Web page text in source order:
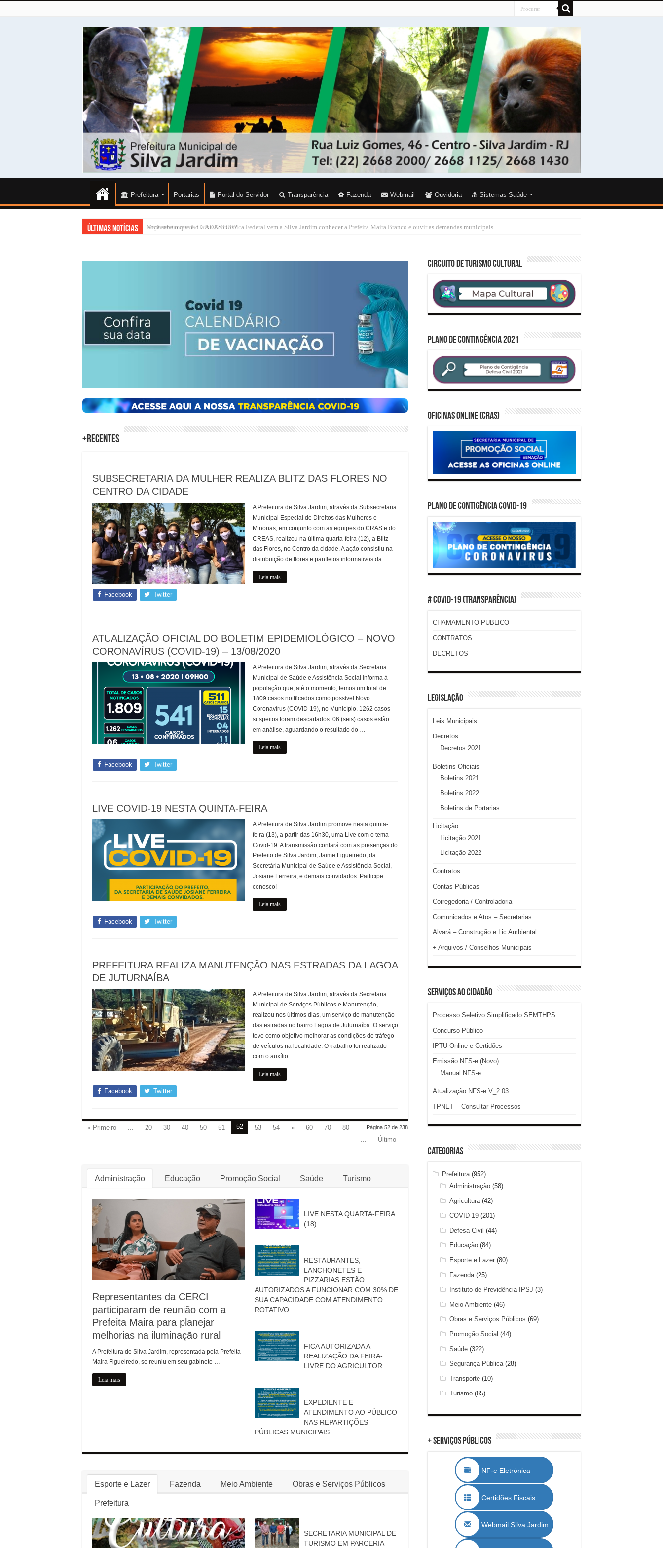
Prefeitura Portarias Portal do Servidor Transparência Fazenda Webmail Ouvidoria Sistemas Saúde
Últimas Notícias Representantes da Caixa Econômica Federal vem a Silva Jardim conhecer a Prefeita Maira Branco e ouvir as demandas municipais
+Recentes
SUBSECRETARIA DA MULHER REALIZA BLITZ DAS FLORES NO
CENTRO DA CIDADE
A Prefeitura de Silva Jardim, através da Subsecretaria
Municipal Especial de Direitos das Mulheres e
Minorias, em conjunto com as equipes do CRAS e do
CREAS, realizou na última quarta-feira (12), a Blitz
das Flores, no Centro da cidade. A ação consistiu na
distribuição de flores e panfletos informativos da …
Leia mais
Facebook Twitter
ATUALIZAÇÃO OFICIAL DO BOLETIM EPIDEMIOLÓGICO – NOVO
CORONAVÍRUS (COVID-19) – 13/08/2020
A Prefeitura de Silva Jardim, através da Secretaria
Municipal de Saúde e Assistência Social informa à
população que, até o momento, temos um total de
1809 casos notificados como possível Novo
Coronavírus (COVID-19), no Município. 1262 casos
suspeitos foram descartados. 06 (seis) casos estão
em análise, aguardando o resultado do …
Leia mais
Facebook Twitter
LIVE COVID-19 NESTA QUINTA-FEIRA
A Prefeitura de Silva Jardim promove nesta quinta-
feira (13), a partir das 16h30, uma Live com o tema
Covid-19. A transmissão contará com as presenças do
Prefeito de Silva Jardim, Jaime Figueiredo, da
Secretária Municipal de Saúde e Assistência Social,
Josiane Ferreira, e demais convidados. Participe
conosco!
Leia mais
Facebook Twitter
PREFEITURA REALIZA MANUTENÇÃO NAS ESTRADAS DA LAGOA
DE JUTURNAÍBA
A Prefeitura de Silva Jardim, através da Secretaria
Municipal de Serviços Públicos e Manutenção,
realizou nos últimos dias, um serviço de manutenção
das estradas no bairro Lagoa de Juturnaíba. O serviço
teve como objetivo melhorar as condições de tráfego
de veículos na localidade. O trabalho foi realizado
com o auxílio …
Leia mais
Facebook Twitter
Página 52 de 238
« Primeiro 20 30 40 50 51 52 53 54 » 60 70
80
Último
Administração Educação Promoção Social Saúde Turismo
Representantes da CERCI
participaram de reunião com a
Prefeita Maira para planejar
melhorias na iluminação rural
A Prefeitura de Silva Jardim, representada pela Prefeita
Maira Figueiredo, se reuniu em seu gabinete …
Leia mais
LIVE NESTA QUARTA-FEIRA
(18)
RESTAURANTES,
LANCHONETES E
PIZZARIAS ESTÃO
AUTORIZADOS A FUNCIONAR COM 30% DE
SUA CAPACIDADE COM ATENDIMENTO
ROTATIVO
FICA AUTORIZADA A
REALIZAÇÃO DA FEIRA-
LIVRE DO AGRICULTOR
EXPEDIENTE E
ATENDIMENTO AO PÚBLICO
NAS REPARTIÇÕES
PÚBLICAS MUNICIPAIS
Esporte e Lazer Fazenda Meio Ambiente Obras e Serviços Públicos
Prefeitura
SECRETARIA MUNICIPAL DE
TURISMO EM PARCERIA
CIRCUITO DE TURISMO CULTURAL
PLANO DE CONTINGÊNCIA 2021
Oficinas Online (CRAS)
PLANO DE CONTIGÊNCIA COVID-19
# COVID-19 (TRANSPARÊNCIA)
CHAMAMENTO PÚBLICO
CONTRATOS
DECRETOS
LEGISLAÇÃO
Leis Municipais
Decretos
Decretos 2021
Boletins Oficiais
Boletins 2021
Boletins 2022
Boletins de Portarias
Licitação
Licitação 2021
Licitação 2022
Contratos
Contas Públicas
Corregedoria / Controladoria
Comunicados e Atos – Secretarias
Alvará – Construção e Lic Ambiental
+ Arquivos / Conselhos Municipais
SERVIÇOS AO CIDADÃO
Processo Seletivo Simplificado SEMTHPS
Concurso Público
IPTU Online e Certidões
Emissão NFS-e (Novo)
Manual NFS-e
Atualização NFS-e V_2.03
TPNET – Consultar Processos
Categorias
Prefeitura(952)
Administração(58)
Agricultura(42)
COVID-19(201)
Defesa Civil (44)
Educação(84)
Esporte e Lazer(80)
Fazenda(25)
Instituto de Previdência IPSJ (3)
Meio Ambiente(46)
Obras e Serviços Públicos (69)
Promoção Social (44)
Saúde(322)
Segurança Pública(28)
Transporte(10)
Turismo(85)
+ Serviços Públicos
NF-e Eletrónica
Certidões Fiscais
Webmail Silva Jardim